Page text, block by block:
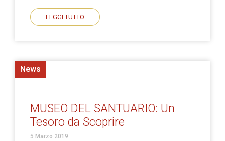
LEGGI TUTTO
News
MUSEO DEL SANTUARIO: Un
Tesoro da Scoprire
5 Marzo 2019